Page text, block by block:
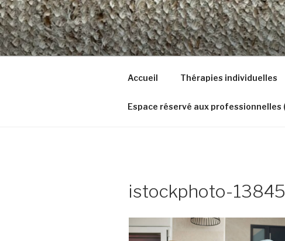
Aller
au
contenu
principal
I. STUCKENS
0498/42.02.26
Accueil Thérapies individuelles
Espace réservé aux professionnelles
istockphoto-